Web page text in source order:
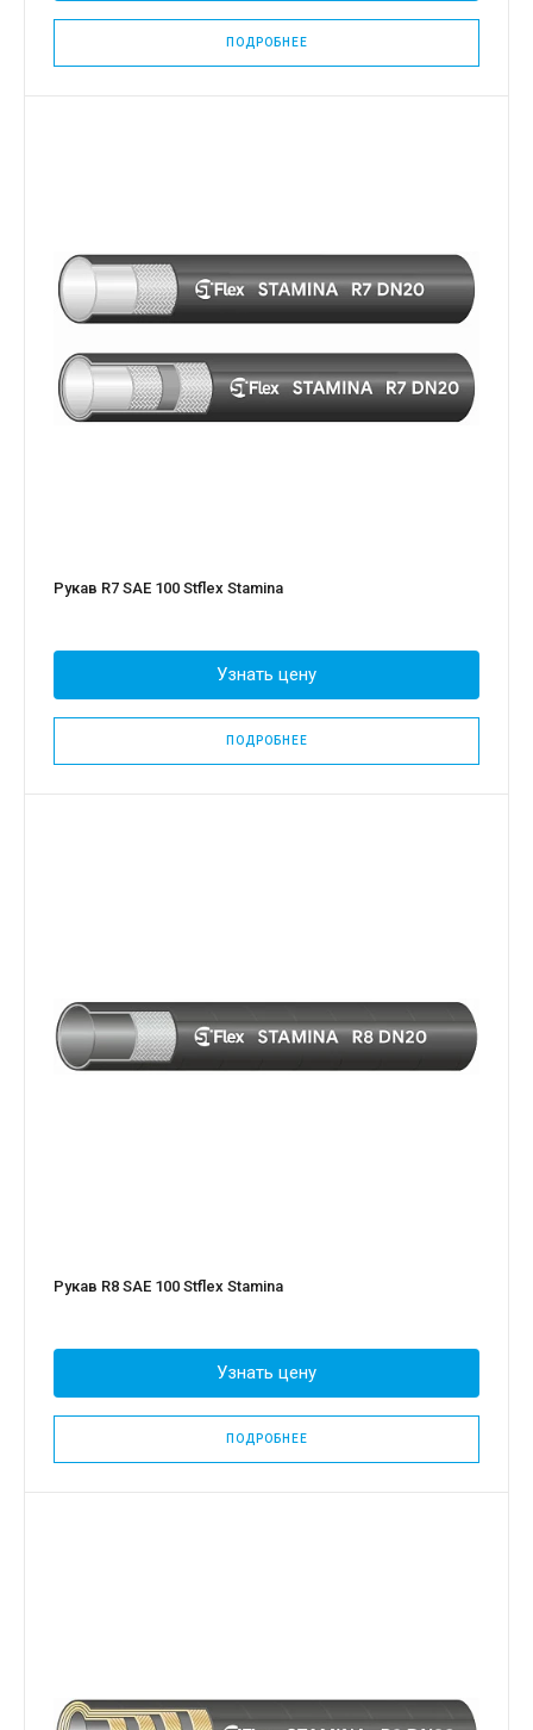
ПОДРОБНЕЕ
Рукав R7 SAE 100 Stflex Stamina
Узнать цену
ПОДРОБНЕЕ
Рукав R8 SAE 100 Stflex Stamina
Узнать цену
ПОДРОБНЕЕ